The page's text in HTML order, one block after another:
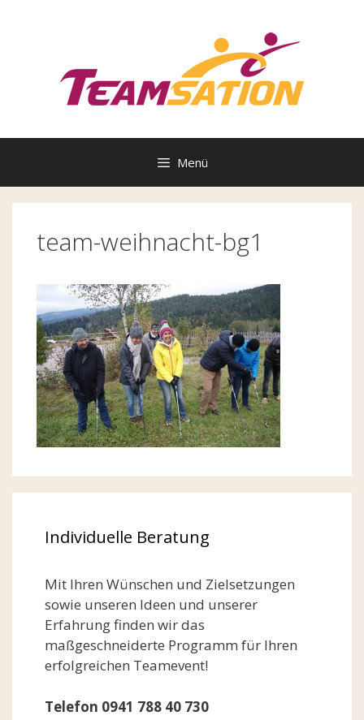
Menü
team-weihnacht-bg1
Individuelle Beratung
Mit Ihren Wünschen und Zielsetzungen
sowie unseren Ideen und unserer
Erfahrung finden wir das
maßgeschneiderte Programm für Ihren
erfolgreichen Teamevent!
Telefon 0941 788 40 730